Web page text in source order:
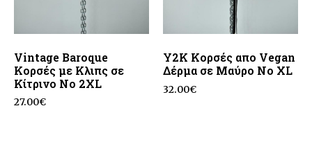
Vintage Baroque
Κορσές με Κλιπς σε
Κίτρινο No 2XL
27.00€
Y2K Κορσές απο Vegan
Δέρμα σε Μαύρο No XL
32.00€